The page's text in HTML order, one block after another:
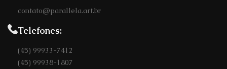
contato@parallela.art.br
Telefones:
(45) 99933-7412
(45) 99938-1807